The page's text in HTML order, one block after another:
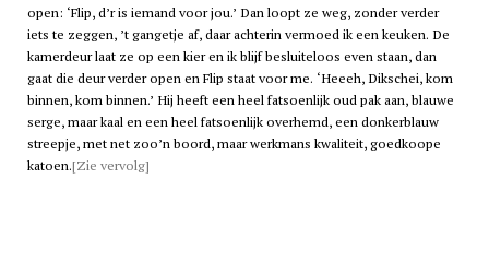
open: ‘Flip, d’r is iemand voor jou.’ Dan loopt ze weg, zonder verder
iets te zeggen, ’t gangetje af, daar achterin vermoed ik een keuken. De
kamerdeur laat ze op een kier en ik blijf besluiteloos even staan, dan
gaat die deur verder open en Flip staat voor me. ‘Heeeh, Dikschei, kom
binnen, kom binnen.’ Hij heeft een heel fatsoenlijk oud pak aan, blauwe
serge, maar kaal en een heel fatsoenlijk overhemd, een donkerblauw
streepje, met net zoo’n boord, maar werkmans kwaliteit, goedkoope
katoen.[Zie vervolg]